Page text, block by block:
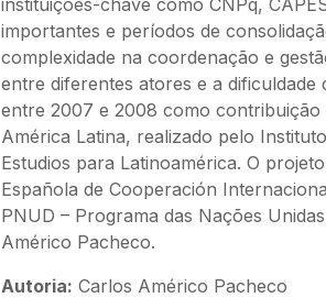
instituições-chave como CNPq,
importantes e períodos de
complexidade na coordenação e
entre diferentes atores e a
entre 2007 e 2008 como
América Latina, realizado pelo
Estudios para Latinoamérica. O
Española de Cooperación
PNUD – Programa das Nações
Américo Pacheco.
Autoria: Carlos Américo Pacheco